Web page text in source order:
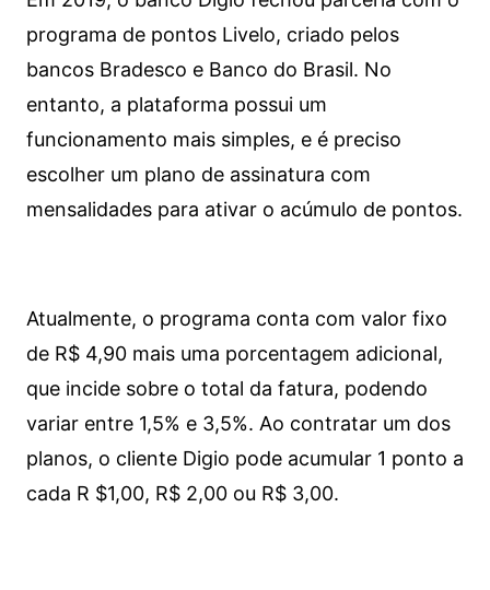
programa de pontos Livelo, criado pelos
bancos Bradesco e Banco do Brasil. No
entanto, a plataforma possui um
funcionamento mais simples, e é preciso
escolher um plano de assinatura com
mensalidades para ativar o acúmulo de pontos.
Atualmente, o programa conta com valor fixo
de R$ 4,90 mais uma porcentagem adicional,
que incide sobre o total da fatura, podendo
variar entre 1,5% e 3,5%. Ao contratar um dos
planos, o cliente Digio pode acumular 1 ponto a
cada R $1,00, R$ 2,00 ou R$ 3,00.